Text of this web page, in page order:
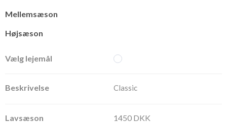
Mellemsæson
Højsæson
Classic
1450 DKK